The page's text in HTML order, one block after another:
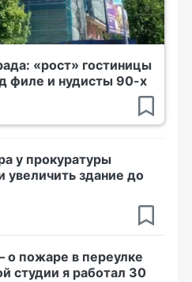
«рост» гостиницы
филе и нудисты 90-х
у прокуратуры
увеличить здание до
о пожаре в переулке
студии я работал 30